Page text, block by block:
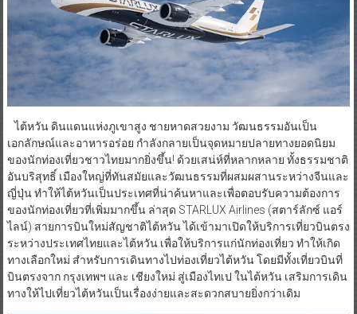
ไต้หวัน ดินแดนแห่งภูเขาสูง ชายหาดสวยงาม วัฒนธรรมอันเป็น
เอกลักษณ์และอาหารอร่อย กำลังกลายเป็นจุดหมายปลายทางยอดนิยม
ของนักท่องเที่ยวชาวไทยมากยิ่งขึ้น! ด้วยเสน่ห์ที่หลากหลาย ทั้งธรรมชาติ
อันบริสุทธิ์ เมืองใหญ่ที่ทันสมัยและวัฒนธรรมที่ผสมผสานระหว่างจีนและ
ญี่ปุ่น ทำให้ไต้หวันเป็นประเทศที่น่าค้นหาและเพื่อตอบรับความต้องการ
ของนักท่องเที่ยวที่เพิ่มมากขึ้น ล่าสุด STARLUX Airlines (สตาร์ลักซ์ แอร์
ไลน์) สายการบินใหม่สัญชาติไต้หวัน ได้เข้ามาเปิดให้บริการเที่ยวบินตรง
ระหว่างประเทศไทยและไต้หวัน เพื่อให้บริการแก่นักท่องเที่ยว ทำให้เกิด
ทางเลือกใหม่ สำหรับการเดินทางไปท่องเที่ยวไต้หวัน โดยมีทั้งเที่ยวบินที่
บินตรงจาก กรุงเทพฯ และ เชียงใหม่ สู่เมืองไทเป ในไต้หวัน เสริมการเดิน
ทางให้ไปเที่ยวไต้หวันเป็นเรื่องง่ายและสะดวกสบายยิ่งกว่าเดิม